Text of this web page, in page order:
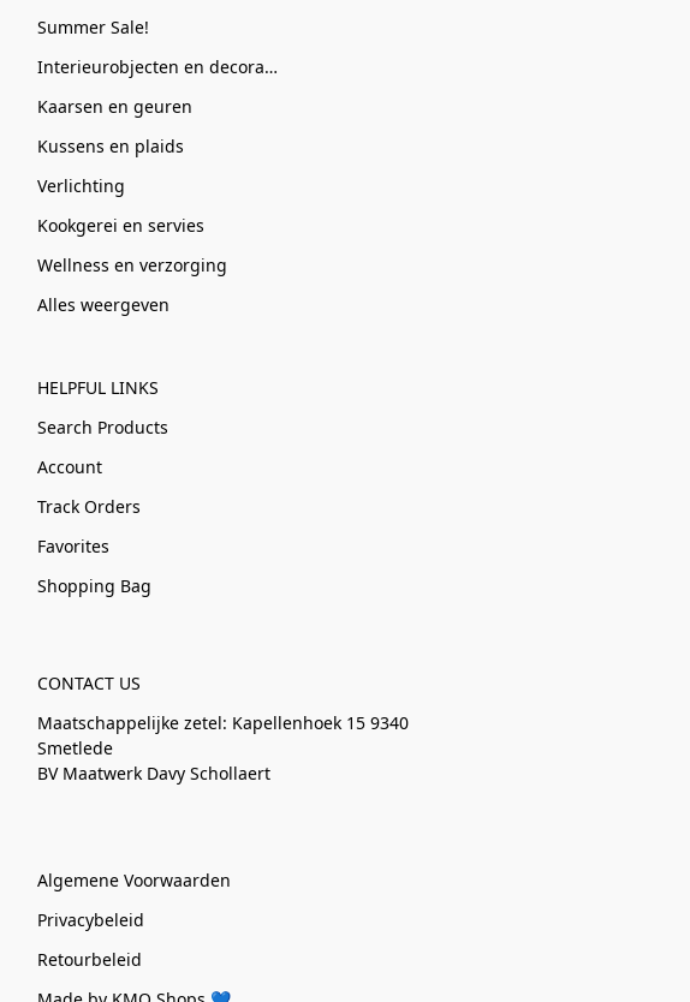
Summer Sale!
Interieurobjecten en decoratie
Kaarsen en geuren
Kussens en plaids
Verlichting
Kookgerei en servies
Wellness en verzorging
Alles weergeven
HELPFUL LINKS
Search Products
Account
Track Orders
Favorites
Shopping Bag
CONTACT US
Maatschappelijke zetel: Kapellenhoek 15 9340
Smetlede
BV Maatwerk Davy Schollaert
Algemene Voorwaarden
Privacybeleid
Retourbeleid